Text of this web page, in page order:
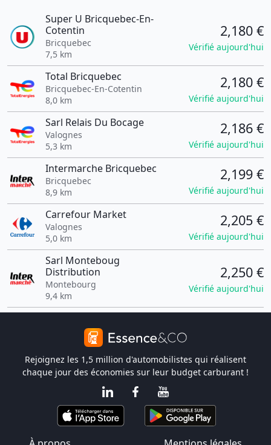
Super U Bricquebec-En-
Cotentin
Bricquebec
7,5 km
2,180 €
Vérifié aujourd'hui
Total Bricquebec
Bricquebec-En-Cotentin
8,0 km
2,180 €
Vérifié aujourd'hui
Sarl Relais Du Bocage
Valognes
5,3 km
2,186 €
Vérifié aujourd'hui
Intermarche Bricquebec
Bricquebec
8,9 km
2,199 €
Vérifié aujourd'hui
Carrefour Market
Valognes
5,0 km
2,205 €
Vérifié aujourd'hui
Sarl Monteboug
Distribution
Montebourg
9,4 km
2,250 €
Vérifié aujourd'hui
Rejoignez les 1,5 million d'automobilistes qui réalisent
chaque jour des économies sur leur budget carburant !